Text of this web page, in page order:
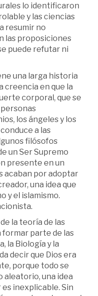
lo identificaron
y las ciencias
resumir no
las proposiciones
puede refutar ni
una larga historia
creencia en que la
corporal, que se
los ángeles y los
a las
filósofos
un Ser Supremo
presente en un
acaban por adoptar
una idea que
y el islamismo.
la teoría de las
formar parte de las
la Biología y la
decir que Dios era
porque todo se
aleatorio, una idea
inexplicable. Sin